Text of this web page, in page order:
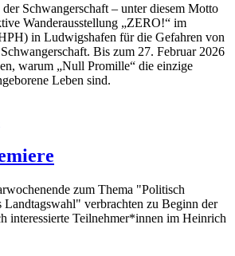
Schwangerschaft – unter diesem Motto
Wanderausstellung „ZERO!“ im
in Ludwigshafen für die Gefahren von
Bis zum 27. Februar 2026
warum „Null Promille“ die einzige
Leben sind.
zum Thema "Politisch
Landtagswahl" verbrachten zu Beginn der
interessierte Teilnehmer*innen im Heinrich